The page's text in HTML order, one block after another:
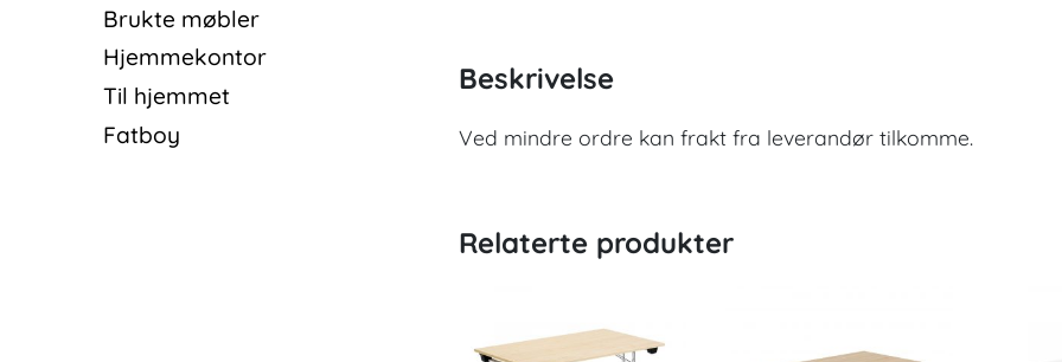
Brukte møbler
Hjemmekontor
Til hjemmet
Fatboy
Beskrivelse
Ved mindre ordre kan frakt fra leverandør tilkomme.
Relaterte produkter